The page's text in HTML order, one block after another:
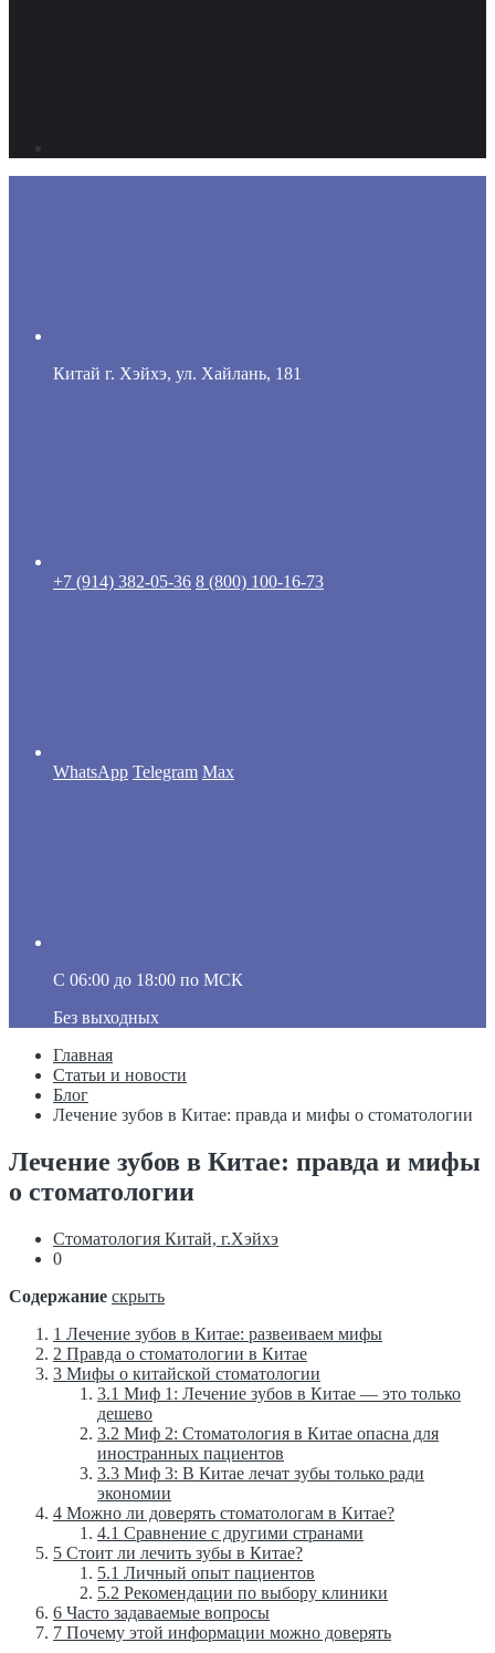
Китай г. Хэйхэ, ул. Хайлань, 181
+7 (914) 382-05-36 8 (800) 100-16-73
WhatsApp Telegram Max
C 06:00 до 18:00 по МСК
Без выходных
Главная
Статьи и новости
Блог
Лечение зубов в Китае: правда и мифы о стоматологии
Лечение зубов в Китае: правда и мифы
о стоматологии
Стоматология Китай, г.Хэйхэ
0
Содержание скрыть
1 Лечение зубов в Китае: развеиваем мифы
2 Правда о стоматологии в Китае
3 Мифы о китайской стоматологии
3.1 Миф 1: Лечение зубов в Китае — это только
дешево
3.2 Миф 2: Стоматология в Китае опасна для
иностранных пациентов
3.3 Миф 3: В Китае лечат зубы только ради
экономии
4 Можно ли доверять стоматологам в Китае?
4.1 Сравнение с другими странами
5 Стоит ли лечить зубы в Китае?
5.1 Личный опыт пациентов
5.2 Рекомендации по выбору клиники
6 Часто задаваемые вопросы
7 Почему этой информации можно доверять